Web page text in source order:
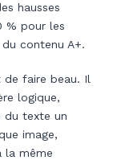
hausses
% pour les
contenu A+.
de faire beau. Il
logique,
du texte un
image,
la même